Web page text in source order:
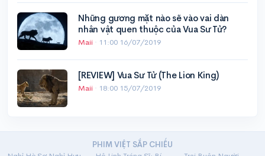
Những gương mặt nào sẽ vào vai dàn
nhân vật quen thuộc của Vua Sư Tử?
Maii · 11:00 16/07/2019
[REVIEW] Vua Sư Tử (The Lion King)
Maii · 18:00 15/07/2019
PHIM VIỆT SẮP CHIẾU